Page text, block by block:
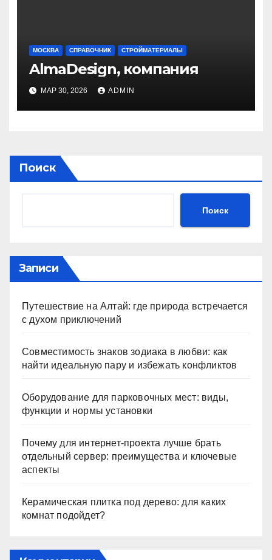
МОСКВА СПРАВОЧНИК СТРОЙМАТЕРИАЛЫ
AlmaDesign, компания
МАР 30, 2026 ADMIN
Поиск
Поиск
Записи
Путешествие на Алтай: где природа встречается
с духом приключений
Совместимость знаков зодиака в любви: как
найти идеальную пару и избежать конфликтов
Оборудование для парковочных мест: виды,
функции и нормы установки
Почему для интернет-проекта лучше брать
отдельный сервер: преимущества и ключевые
аспекты
Керамическая плитка под дерево: для каких
комнат подойдет?